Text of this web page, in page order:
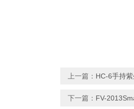
上一篇： HC-6手持
下一篇： FV-